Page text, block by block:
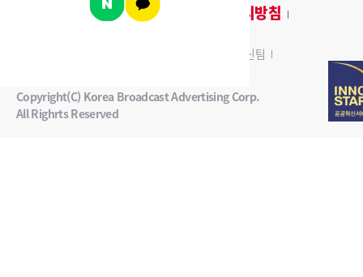
서비스 이용약관 개인정보 처리방침
담당부서 : AI 혁신팀
Copyright(C) Korea Broadcast Advertising Corp.
All Righrts Reserved